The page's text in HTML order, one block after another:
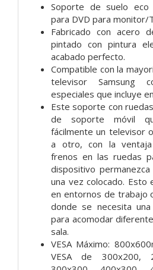
Soporte de suelo eco
para DVD para monitor/
Fabricado con acero
pintado con pintura
acabado perfecto.
Compatible con la
televisor Samsung
especiales que incluye
Este soporte con
de soporte móvil
fácilmente un televisor
a otro, con la
frenos en las ruedas
dispositivo
una vez colocado. Esto
en entornos de trabajo
donde se necesita una
para acomodar
sala.
VESA Máximo:
VESA de 300x200,